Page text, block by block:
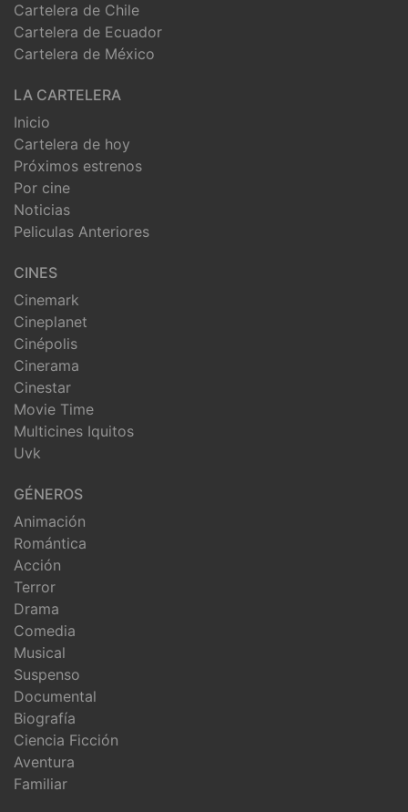
Cartelera de Chile
Cartelera de Ecuador
Cartelera de México
LA CARTELERA
Inicio
Cartelera de hoy
Próximos estrenos
Por cine
Noticias
Peliculas Anteriores
CINES
Cinemark
Cineplanet
Cinépolis
Cinerama
Cinestar
Movie Time
Multicines Iquitos
Uvk
GÉNEROS
Animación
Romántica
Acción
Terror
Drama
Comedia
Musical
Suspenso
Documental
Biografía
Ciencia Ficción
Aventura
Familiar